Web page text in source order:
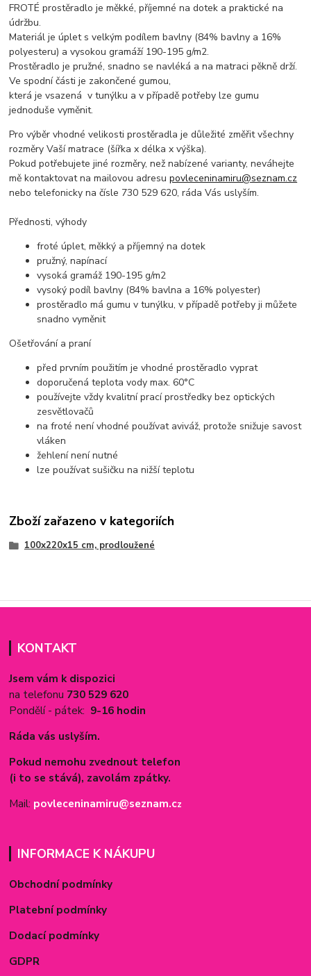
FROTÉ prostěradlo je měkké, příjemné na dotek a praktické na
údržbu.
Materiál je úplet s velkým podílem bavlny (84% bavlny a 16%
polyesteru) a vysokou gramáží 190-195 g/m2.
Prostěradlo je pružné, snadno se navléká a na matraci pěkně drží.
Ve spodní části je zakončené gumou,
která je vsazená v tunýlku a v případě potřeby lze gumu
jednoduše vyměnit.
Pro výběr vhodné velikosti prostěradla je důležité změřit všechny
rozměry Vaší matrace (šířka x délka x výška).
Pokud potřebujete jiné rozměry, než nabízené varianty, neváhejte
mě kontaktovat na mailovou adresupovleceninamiru@seznam.cz
nebo telefonicky na čísle 730 529 620, ráda Vás uslyším.
Přednosti, výhody
froté úplet, měkký a příjemný na dotek
pružný, napínací
vysoká gramáž 190-195 g/m2
vysoký podíl bavlny (84% bavlna a 16% polyester)
prostěradlo má gumu v tunýlku, v případě potřeby ji můžete
snadno vyměnit
Ošetřování a praní
před prvním použitím je vhodné prostěradlo vyprat
doporučená teplota vody max. 60°C
používejte vždy kvalitní prací prostředky bez optických
zesvětlovačů
na froté není vhodné používat aviváž, protože snižuje savost
vláken
žehlení není nutné
lze používat sušičku na nižší teplotu
Zboží zařazeno v kategoriích
100x220x15 cm, prodloužené
KONTAKT
Jsem vám k dispozici
na telefonu 730 529 620
Pondělí - pátek: 9-16 hodin
Ráda vás uslyším.
Pokud nemohu zvednout telefon
(i to se stává), zavolám zpátky.
Mail: povleceninamiru@seznam.cz
INFORMACE K NÁKUPU
Obchodní podmínky
Platební podmínky
Dodací podmínky
GDPR